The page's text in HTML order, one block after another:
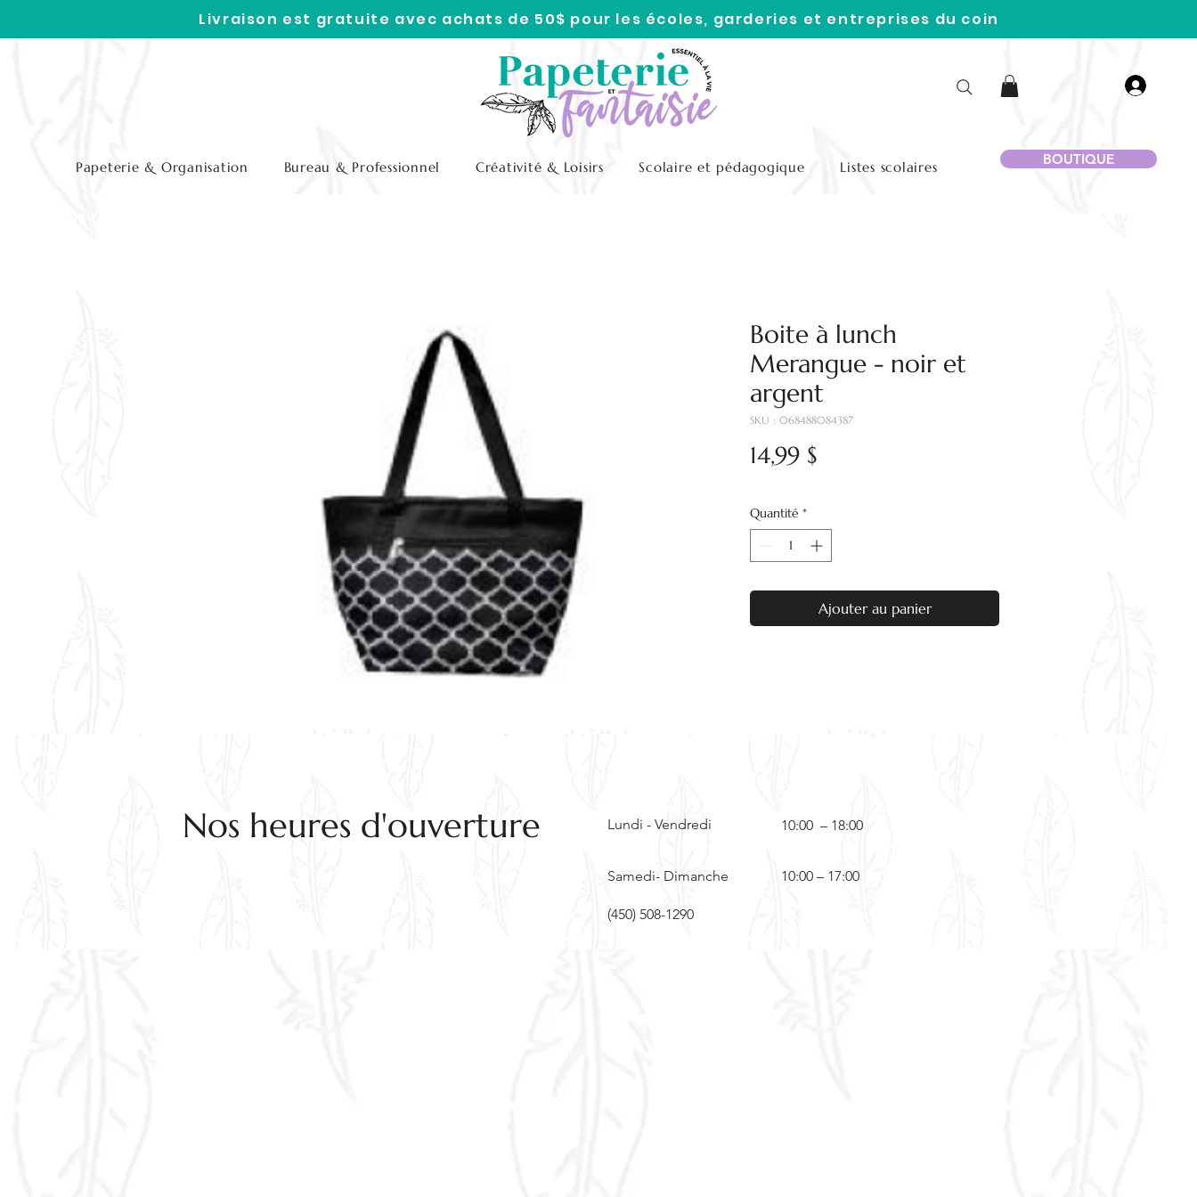
Livraison est gratuite avec achats de 50$ pour les écoles, garderies et entreprises du coin
Papeterie & Organisation Bureau & Professionnel Créativité & Loisirs Scolaire et pédagogique Listes scolaires BOUTIQUE
Boite à lunch
Merangue - noir et
argent
SKU : 068488084387
14,99 $
Quantité *
Ajouter au panier
Nos heures d'ouverture Lundi - Vendredi 10:00 – 18:00
Samedi- Dimanche 10:00 – 17:00
(450) 508-1290